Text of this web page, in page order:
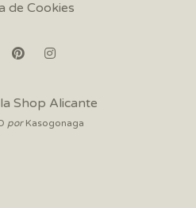
de Cookies
Shop Alicante
por Kasogonaga